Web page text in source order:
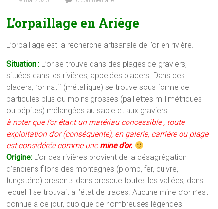
L’orpaillage en Ariège
L’orpaillage est la recherche artisanale de l’or en rivière.
Situation : L’or se trouve dans des plages de graviers,
situées dans les rivières, appelées placers. Dans ces
placers, l’or natif (métallique) se trouve sous forme de
particules plus ou moins grosses (paillettes millimétriques
ou pépites) mélangées au sable et aux graviers.
à noter que l’or étant un matériau concessible , toute
exploitation d’or (conséquente), en galerie, carriére ou plage
est considérée comme une mine d’or.
Origine: L’or des rivières provient de la désagrégation
d’anciens filons des montagnes (plomb, fer, cuivre,
tungsténe) présents dans presque toutes les vallées, dans
lequel il se trouvait à l’état de traces. Aucune mine d’or n’est
connue à ce jour, quoique de nombreuses légendes